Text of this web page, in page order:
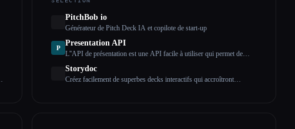
PitchBob io
Générateur de Pitch Deck IA et copilote de start-up
P
Presentation API
L''API de présentation est une API facile à utiliser qui permet de
Storydoc
Créez facilement de superbes decks interactifs qui accroîtront